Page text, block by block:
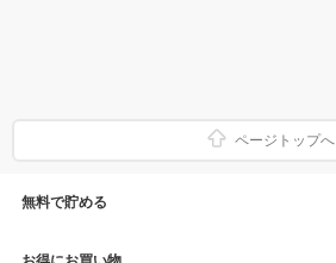
ページトップへ
無料で貯める